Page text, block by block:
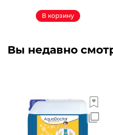
В корзину
Вы недавно